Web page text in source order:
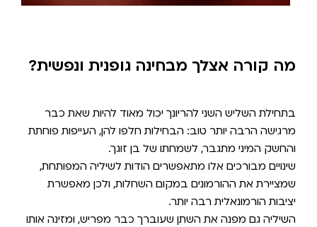
מה קורה אצלך מבחינה גופנית ונפשית?
בתחילת השליש השני להריונך יכול מאוד להיות שאת כבר
מרגישה הרבה יותר טוב: הבחילות חלפו להן, העייפות פוחתת
והחשק המיני מתגבר, לשמחתו של בן זוגך.
שינויים מבורכים אלו מתאפשרים הודות לשיליה המפותחת,
שמציירת את ההורמונים במקום השחלות, ולכן מאפשרת
יציבות הורמונאלית רבה יותר.
השיליה גם מפנה את השתן שעוברך כבר מפריש, ומזינה אותו